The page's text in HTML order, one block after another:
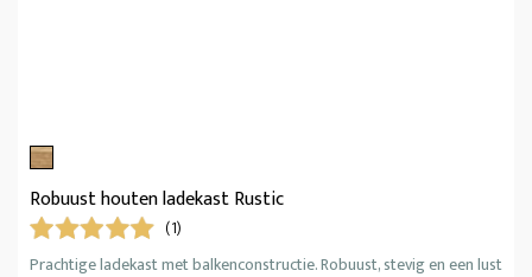
Robuust houten ladekast Rustic
(1)
Prachtige ladekast met balkenconstructie. Robuust, stevig en een lust